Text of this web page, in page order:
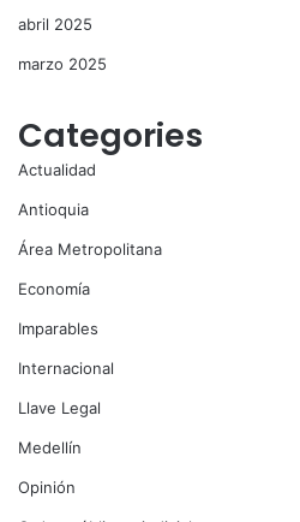
abril 2025
marzo 2025
Categories
Actualidad
Antioquia
Área Metropolitana
Economía
Imparables
Internacional
Llave Legal
Medellín
Opinión